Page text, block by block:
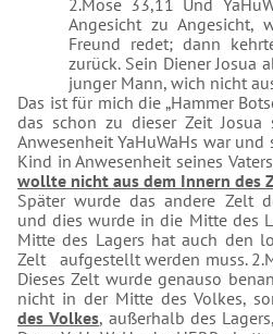
Angesicht zu Angesicht,
Freund redet; dann
zurück. Sein Diener Josua
junger Mann, wich nicht
Das ist für mich die „Hammer
das schon zu dieser Zeit
Anwesenheit YaHuWaHs war
Kind in Anwesenheit seines
wollte nicht aus dem Innern des
Später wurde das andere Zelt
und dies wurde in die Mitte des
Mitte des Lagers hat auch den
Zelt aufgestellt werden muss.
Dieses Zelt wurde genauso
nicht in der Mitte des Volkes,
des Volkes, außerhalb des